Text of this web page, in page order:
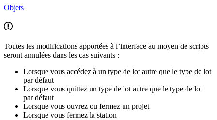
Objets
Toutes les modifications apportées à l’interface au moyen de scripts
seront annulées dans les cas suivants :
Lorsque vous accédez à un type de lot autre que le type de lot
par défaut
Lorsque vous quittez un type de lot autre que le type de lot
par défaut
Lorsque vous ouvrez ou fermez un projet
Lorsque vous fermez la station